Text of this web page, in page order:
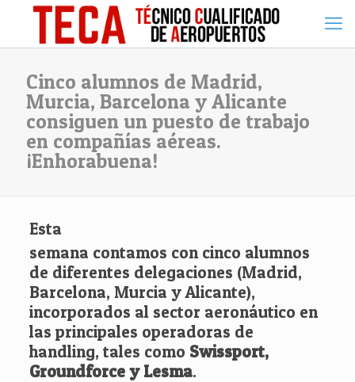
Cinco alumnos de Madrid,
Murcia, Barcelona y Alicante
consiguen un puesto de trabajo
en compañías aéreas.
¡Enhorabuena!
Esta
semana contamos con cinco alumnos
de diferentes delegaciones (Madrid,
Barcelona, Murcia y Alicante),
incorporados al sector aeronáutico en
las principales operadoras de
handling, tales como Swissport,
Groundforce y Lesma.